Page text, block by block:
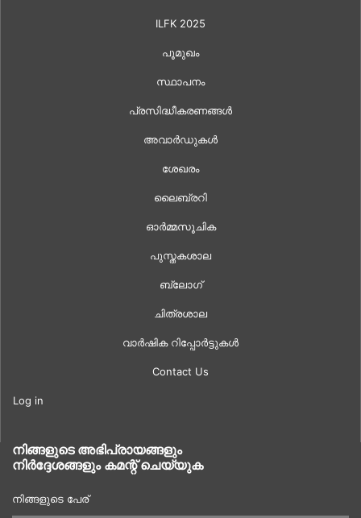
ILFK 2025
പൂമുഖം
സ്ഥാപനം
പ്രസിദ്ധീകരണങ്ങൾ
അവാർഡുകൾ
ശേഖരം
ലൈബ്രറി
ഓർമ്മസൂചിക
പുസ്തകശാല
ബ്ലോഗ്
ചിത്രശാല
വാർഷിക റിപ്പോർട്ടുകൾ
Contact Us
Log in
നിങ്ങളുടെ അഭിപ്രായങ്ങളും
നിർദ്ദേശങ്ങളും കമന്റ് ചെയ്യുക
നിങ്ങളുടെ പേര്